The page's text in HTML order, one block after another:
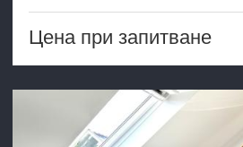
Цена при запитване